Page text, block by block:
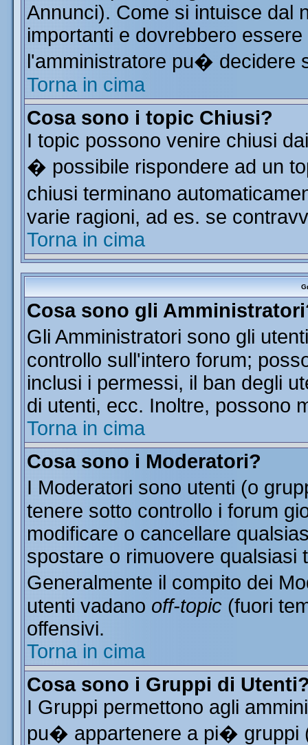
Annunci). Come si intuisce dal
importanti e dovrebbero
l'amministratore pu�
Torna in cima
Cosa sono i topic Chiusi?
I topic possono venire chiusi
� possibile rispondere ad un
chiusi terminano
varie ragioni, ad es. se
Torna in cima
Cosa sono gli
Gli Amministratori sono gli
controllo sull'intero forum;
inclusi i permessi, il ban degli
di utenti, ecc. Inoltre, possono
Torna in cima
Cosa sono i Moderatori?
I Moderatori sono utenti (o
tenere sotto controllo i forum
modificare o cancellare
spostare o rimuovere qualsiasi
Generalmente il compito dei
utenti vadano off-topic (fuori
offensivi.
Torna in cima
Cosa sono i Gruppi di
I Gruppi permettono agli
pu� appartenere a pi� gruppi